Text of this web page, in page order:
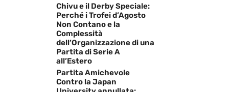
Chivu e il Derby Speciale:
Perché i Trofei d’Agosto
Non Contano e la
Complessità
dell’Organizzazione di una
Partita di Serie A
all’Estero
Partita Amichevole
Contro la Japan